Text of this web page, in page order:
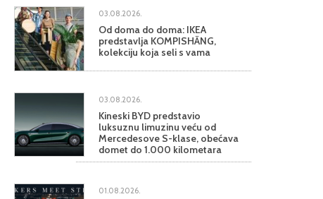
03.08.2026.
Od doma do doma: IKEA
predstavlja KOMPISHÄNG,
kolekciju koja seli s vama
03.08.2026.
Kineski BYD predstavio
luksuznu limuzinu veću od
Mercedesove S-klase, obećava
domet do 1.000 kilometara
01.08.2026.